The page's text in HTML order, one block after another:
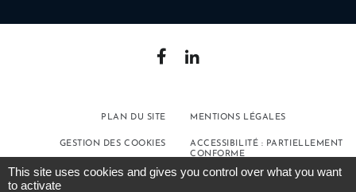
PLAN DU SITE MENTIONS LÉGALES
GESTION DES COOKIES
ACCESSIBILITÉ : PARTIELLEMENT
CONFORME
POLITIQUE DE
This site uses cookies and gives you control over what you want
to activate